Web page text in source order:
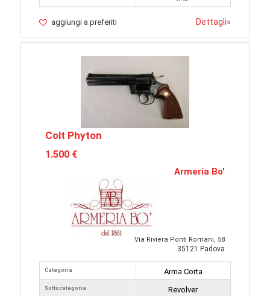
aggiungi a preferiti Dettagli»
Colt Phyton
1.500 €
Armeria Bo'
Via Riviera Ponti Romani, 58
35121 Padova
Categoria
Sottocategoria
Arma Corta
Revolver